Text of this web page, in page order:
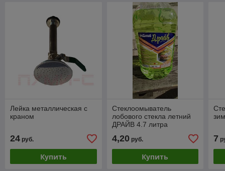
Лейка металлическая с
краном
24 руб.
Купить
Стеклоомыватель
лобового стекла летний
ДРАЙВ 4.7 литра
4,20руб.
Купить
7